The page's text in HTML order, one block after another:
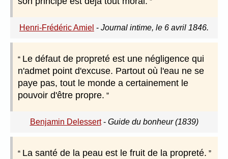
Henri-Frédéric Amiel - Journal intime, le 6 avril 1846.
Le défaut de propreté est une négligence qui
n'admet point d'excuse. Partout où l'eau ne se
paye pas, tout le monde a certainement le
pouvoir d'être propre.
Benjamin Delessert- Guide du bonheur (1839)
La santé de la peau est le fruit de la propreté.